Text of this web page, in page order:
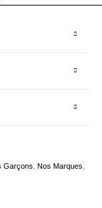
Garçons ,Nos Marques